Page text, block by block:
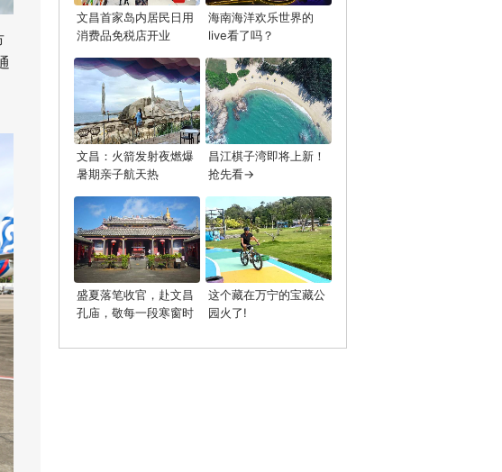
文昌首家岛内居民日用
消费品免税店开业
海南海洋欢乐世界的
live看了吗？
文昌：火箭发射夜燃爆
暑期亲子航天热
昌江棋子湾即将上新！
抢先看→
盛夏落笔收官，赴文昌
孔庙，敬每一段寒窗时
这个藏在万宁的宝藏公
园火了!